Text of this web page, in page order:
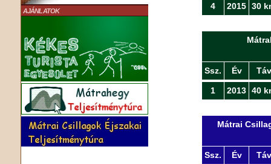
AJÁNLATOK
4
2015 30
Ssz. Év Táv
1 2013 40
Mátrai
Ssz. Év Táv